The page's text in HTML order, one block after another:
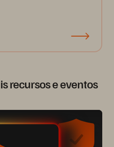
recursos e eventos